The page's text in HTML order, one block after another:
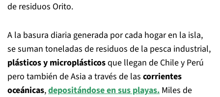
de residuos Orito.
A la basura diaria generada por cada hogar en la isla,
se suman toneladas de residuos de la pesca industrial,
plásticos y microplásticosque llegan de Chile y Perú
pero también de Asia a través de las corrientes
oceánicas,depositándose en sus playas. Miles de